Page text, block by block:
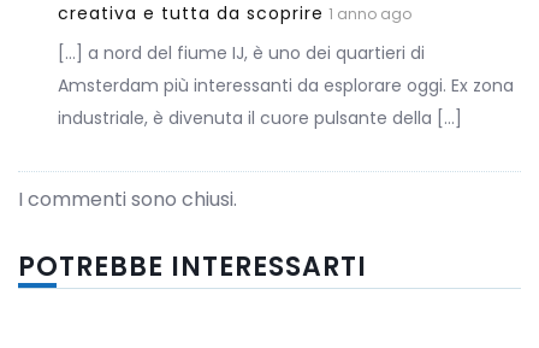
creativa e tutta da scoprire 1 anno ago
[…] a nord del fiume IJ, è uno dei quartieri di
Amsterdam più interessanti da esplorare oggi. Ex zona
industriale, è divenuta il cuore pulsante della […]
I commenti sono chiusi.
POTREBBE INTERESSARTI